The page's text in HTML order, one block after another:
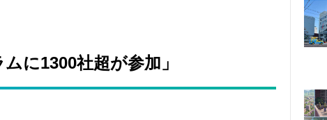
に1300社超が参加」